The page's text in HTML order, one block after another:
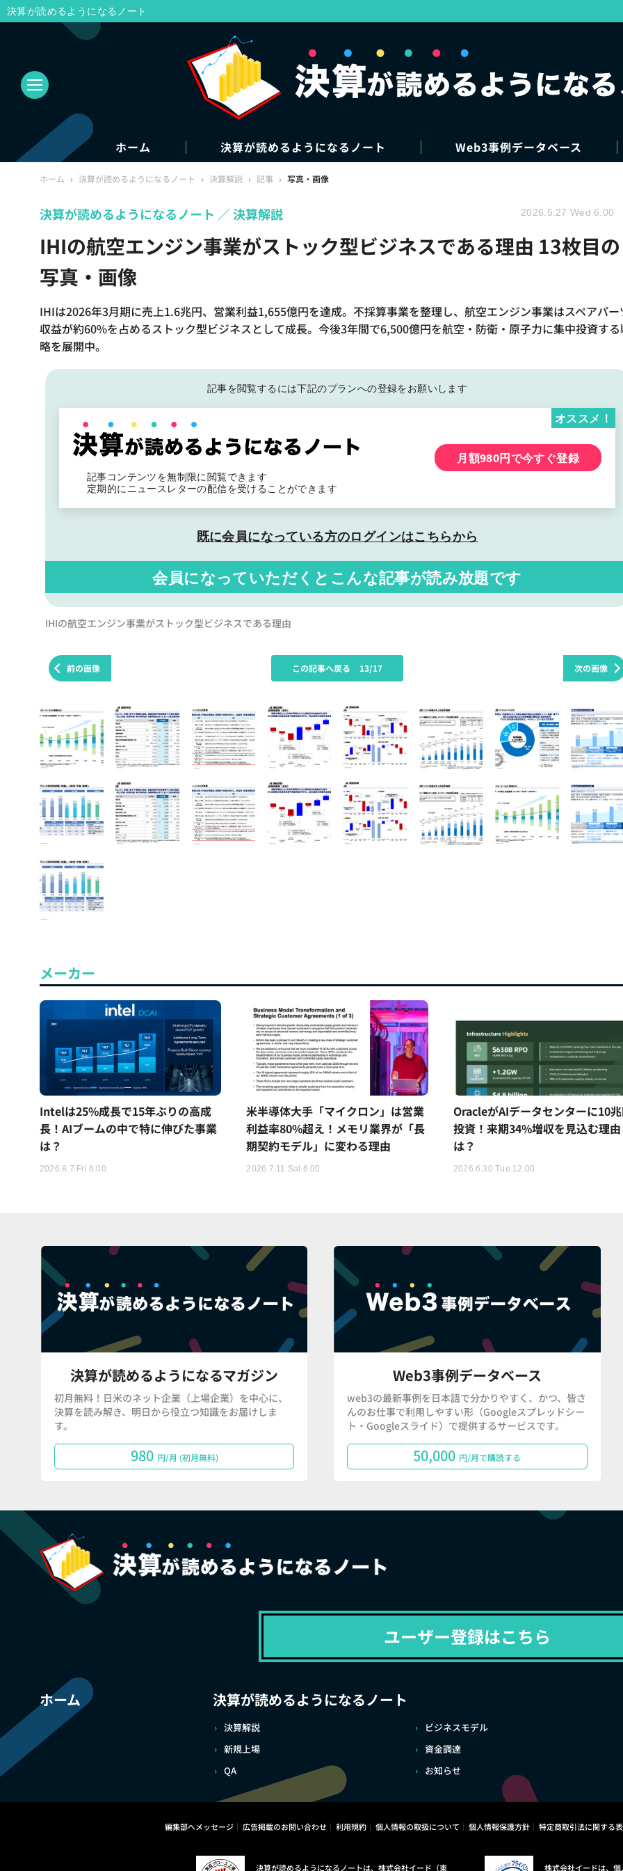
ホーム 決算が読めるようになるノート Web3事例データベース
ホーム › 決算が読めるようになるノート › 決算解説 › 記事 › 写真・画像
IHIの航空エンジン事業がストック型ビジネスである理由 13枚目の
写真・画像
IHIは2026年3月期に売上1.6兆円、営業利益1,655億円を達成。不採算事業を整理し、航空エンジン事業はスペアパー
収益が約60%を占めるストック型ビジネスとして成長。今後3年間で6,500億円を航空・防衛・原子力に集中投資す
略を展開中。
決算が読めるようになるノート 決算解説 2026.5.27 Wed 6:00
記事を閲覧するには下記のプランへの登録をお願いします
記事コンテンツを無制限に閲覧できます
定期的にニュースレターの配信を受けることができます
オススメ！
月額980円で今すぐ登録
既に会員になっている方のログインはこちらから
会員になっていただくと こんな記事が読み放題です
IHIの航空エンジン事業がストック型ビジネスである理由
前の画像 次の画像
この記事へ戻る 13/17
メーカー
Intelは25%成長で15年ぶりの高成
長！AIブームの中で特に伸びた事業
は？
2026.8.7 Fri 6:00
米半導体大手「マイクロン」は営業
利益率80%超え！メモリ業界が「長
期契約モデル」に変わる理由
2026.7.11 Sat 6:00
OracleがAIデータセンターに10
投資！来期34%増収を見込む理
は？
2026.6.30 Tue 12:00
決算が読めるようになるマガジン
初月無料！日米のネット企業（上場企業）を中心に、
決算を読み解き、明日から役立つ知識をお届けしま
す。
980 円/月 (初月無料)
Web3事例データベース
web3の最新事例を日本語で分かりやすく、かつ、皆さ
んのお仕事で利用しやすい形（Googleスプレッドシー
ト・Googleスライド）で提供するサービスです。
50,000 円/月で購読する
ユーザー登録はこちら
ホーム 決算が読めるようになるノート
決算解説
ビジネスモデル
新規上場
資金調達
QA
お知らせ
編集部へメッセージ 広告掲載のお問い合わせ 利用規約 個人情報の取扱について 個人情報保護方針 特定商取引法に関する
決算が読めるようになるノートは、株式会社イード（東 株式会社イードは、
決算が読めるようになるノート